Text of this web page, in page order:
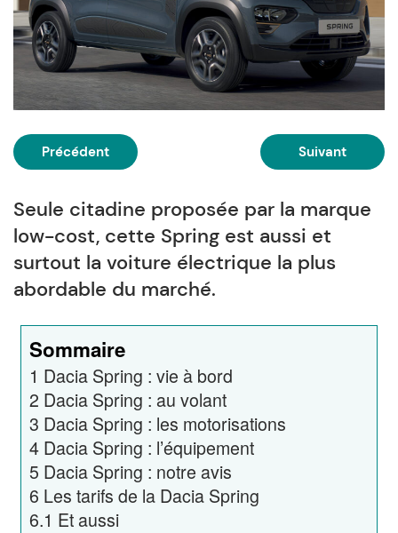
Précédent Suivant
Seule citadine proposée par la marque
low-cost, cette Spring est aussi et
surtout la voiture électrique la plus
abordable du marché.
Sommaire
1 Dacia Spring : vie à bord
2 Dacia Spring : au volant
3 Dacia Spring : les motorisations
4 Dacia Spring : l’équipement
5 Dacia Spring : notre avis
6 Les tarifs de la Dacia Spring
6.1 Et aussi